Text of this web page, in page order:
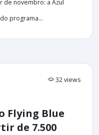
de novembro: a Azul
programa...
32 views
Flying Blue
de 7.500